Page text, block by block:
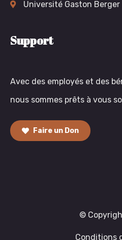
Université Gaston Berger
Support
Avec des employés et des
nous sommes prêts à vous
Faire un Don
©
Conditions